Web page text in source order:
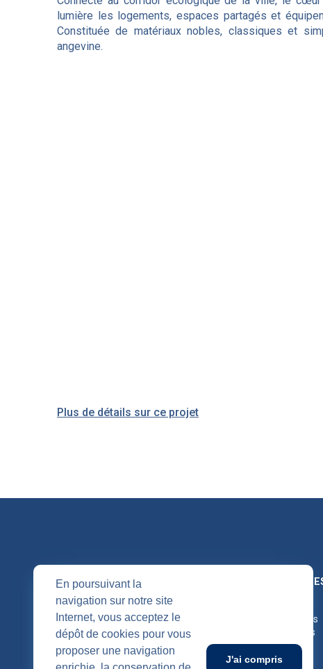
En poursuivant la
navigation sur notre site
Internet, vous acceptez le
dépôt de cookies pour vous
proposer une navigation
J'ai compris
lumière les logements, espaces partagés et
Constituée de matériaux nobles, classiques et
angevine.
Plus de détails sur ce projet
SUIVEZ-NOUS
QUI
Nos agences
Publications